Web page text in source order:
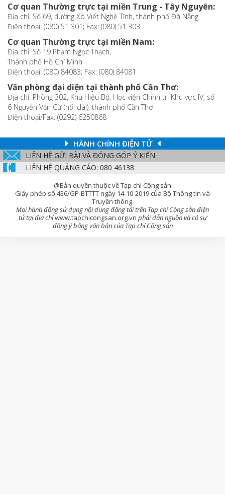
Cơ quan Thường trực tại miền Trung - Tây Nguyên:
Địa chỉ: Số 69, đường Xô Viết Nghệ Tĩnh, thành phố Đà Nẵng
Điện thoại: (080) 51 301; Fax: (080) 51 303
Cơ quan Thường trực tại miền Nam:
Địa chỉ: Số 19 Phạm Ngọc Thạch,
Thành phố Hồ Chí Minh
Điện thoại: (080) 84083; Fax: (080) 84081
Văn phòng đại diện tại thành phố Cần Thơ:
Địa chỉ: Phòng 302, Khu Hiệu Bộ, Học viện Chính trị Khu vực IV, số
6 Nguyễn Văn Cừ (nối dài), thành phố Cần Thơ
Điện thoại/Fax: (0292) 6250868
HÀNH CHÍNH ĐIỆN TỬ
LIÊN HỆ GỬI BÀI VÀ ĐÓNG GÓP Ý KIẾN
LIÊN HỆ QUẢNG CÁO: 080 46138
@Bản quyền thuộc về Tạp chí Cộng sản
Giấy phép số 436/GP-BTTTT ngày 14-10-2019 của Bộ Thông tin và
Truyền thông.
Mọi hành động sử dụng nội dung đăng tải trên Tạp chí Cộng sản điện
tử tại địa chỉwww.tapchicongsan.org.vn phải dẫn nguồn và có sự
đồng ý bằng văn bản của Tạp chí Cộng sản